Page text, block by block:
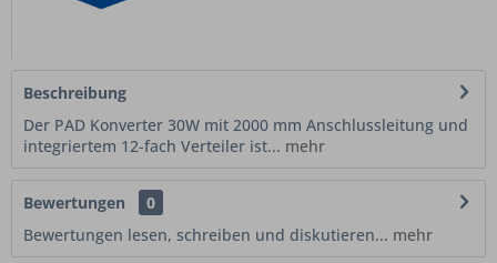
Beschreibung
Der PAD Konverter 30W mit 2000 mm Anschlussleitung und
integriertem 12-fach Verteiler ist... mehr
Bewertungen
0
Bewertungen lesen, schreiben und diskutieren... mehr